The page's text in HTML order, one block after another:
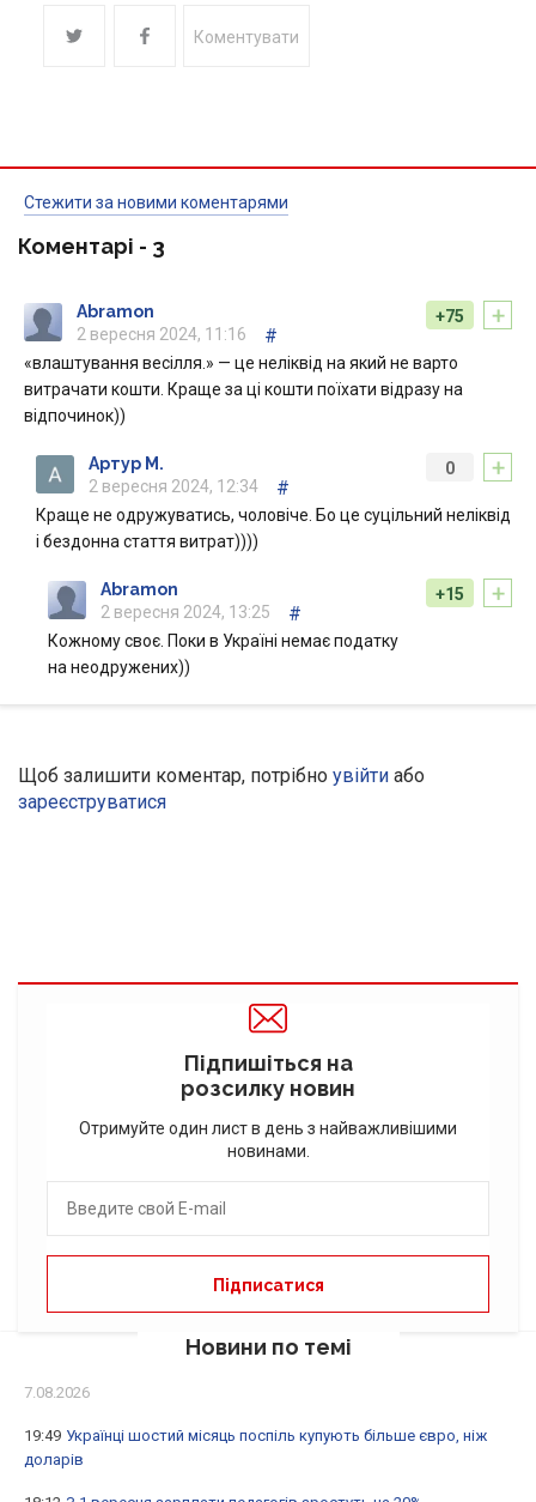
Коментувати
Стежити за новими коментарями
Коментарі - 3
+
+75
Abramon
2 вересня 2024, 11:16
#
«влаштування весілля.» — це неліквід на який не варто
витрачати кошти. Краще за ці кошти поїхати відразу на
відпочинок))
+
0
Артур М.
2 вересня 2024, 12:34
#
Краще не одружуватись, чоловіче. Бо це суцільний неліквід
і бездонна стаття витрат))))
+
+15
Abramon
2 вересня 2024, 13:25
#
Кожному своє. Поки в Україні немає податку
на неодружених))
Щоб залишити коментар, потрібно увійти або
зареєструватися
Підпишіться на
розсилку новин
Отримуйте один лист в день з найважливішими
новинами.
Новини по темі
7.08.2026
19:49 Українці шостий місяць поспіль купують більше євро, ніж
доларів